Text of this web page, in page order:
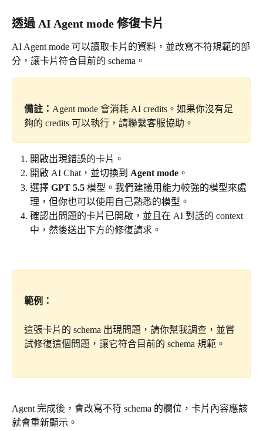
透過 AI Agent mode 修復卡片
AI Agent mode 可以讀取卡片的資料，並改寫不符規範的部
分，讓卡片符合目前的 schema。
備註： Agent mode 會消耗 AI credits。如果你沒有足
夠的 credits 可以執行，請聯繫客服協助。
開啟出現錯誤的卡片。
開啟 AI Chat，並切換到 Agent mode 。
選擇 GPT 5.5 模型。我們建議用能力較強的模型來處
理，但你也可以使用自己熟悉的模型。
確認出問題的卡片已開啟，並且在 AI 對話的 context
中，然後送出下方的修復請求。
範例：
這張卡片的 schema 出現問題，請你幫我調查，並嘗
試修復這個問題，讓它符合目前的 schema 規範。
Agent 完成後，會改寫不符 schema 的欄位，卡片內容應該
就會重新顯示。